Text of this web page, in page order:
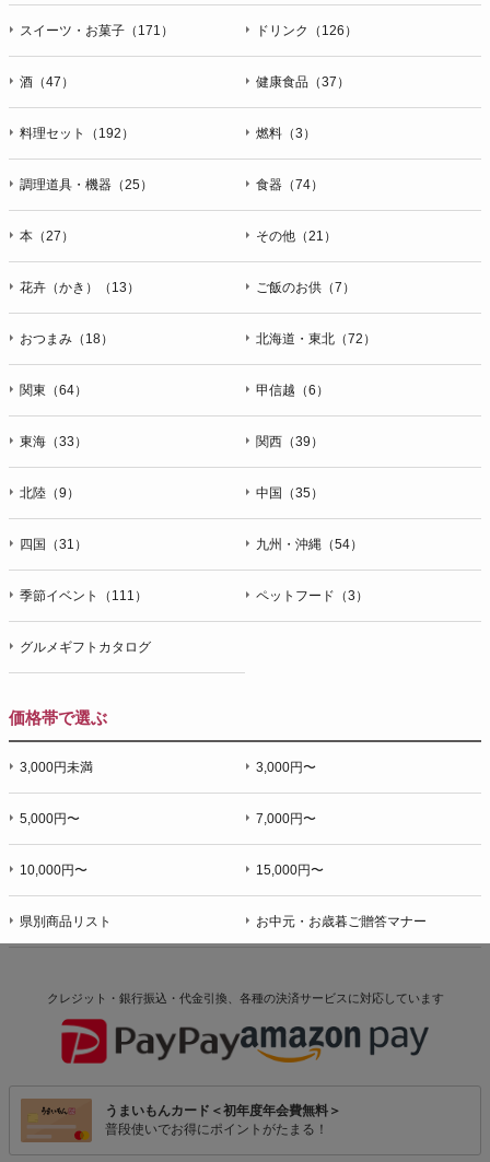
スイーツ・お菓子（171） ドリンク（126）
酒（47） 健康食品（37）
料理セット（192） 燃料（3）
調理道具・機器（25） 食器（74）
本（27） その他（21）
花卉（かき）（13） ご飯のお供（7）
おつまみ（18） 北海道・東北（72）
関東（64） 甲信越（6）
東海（33） 関西（39）
北陸（9） 中国（35）
四国（31） 九州・沖縄（54）
季節イベント（111） ペットフード（3）
グルメギフトカタログ
価格帯で選ぶ
3,000円未満 3,000円〜
5,000円〜 7,000円〜
10,000円〜 15,000円〜
県別商品リスト お中元・お歳暮ご贈答マナー
クレジット・銀行振込・代金引換、各種の決済サービスに対応しています
うまいもんカード＜初年度年会費無料＞
普段使いでお得にポイントがたまる！